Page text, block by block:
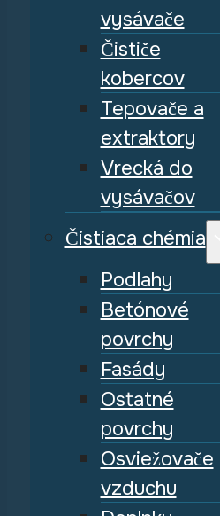
vysávače
Čističe
kobercov
Tepovače a
extraktory
Vrecká do
vysávačov
Čistiaca chémia
Podlahy
Betónové
povrchy
Fasády
Ostatné
povrchy
Osviežovače
vzduchu